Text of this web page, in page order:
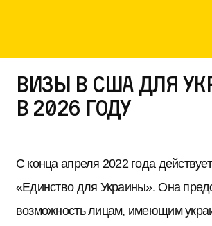
Визы в США для
в 2026 году
С конца апреля 2022 года
«Единство для Украины». Она
возможность лицам, имеющим